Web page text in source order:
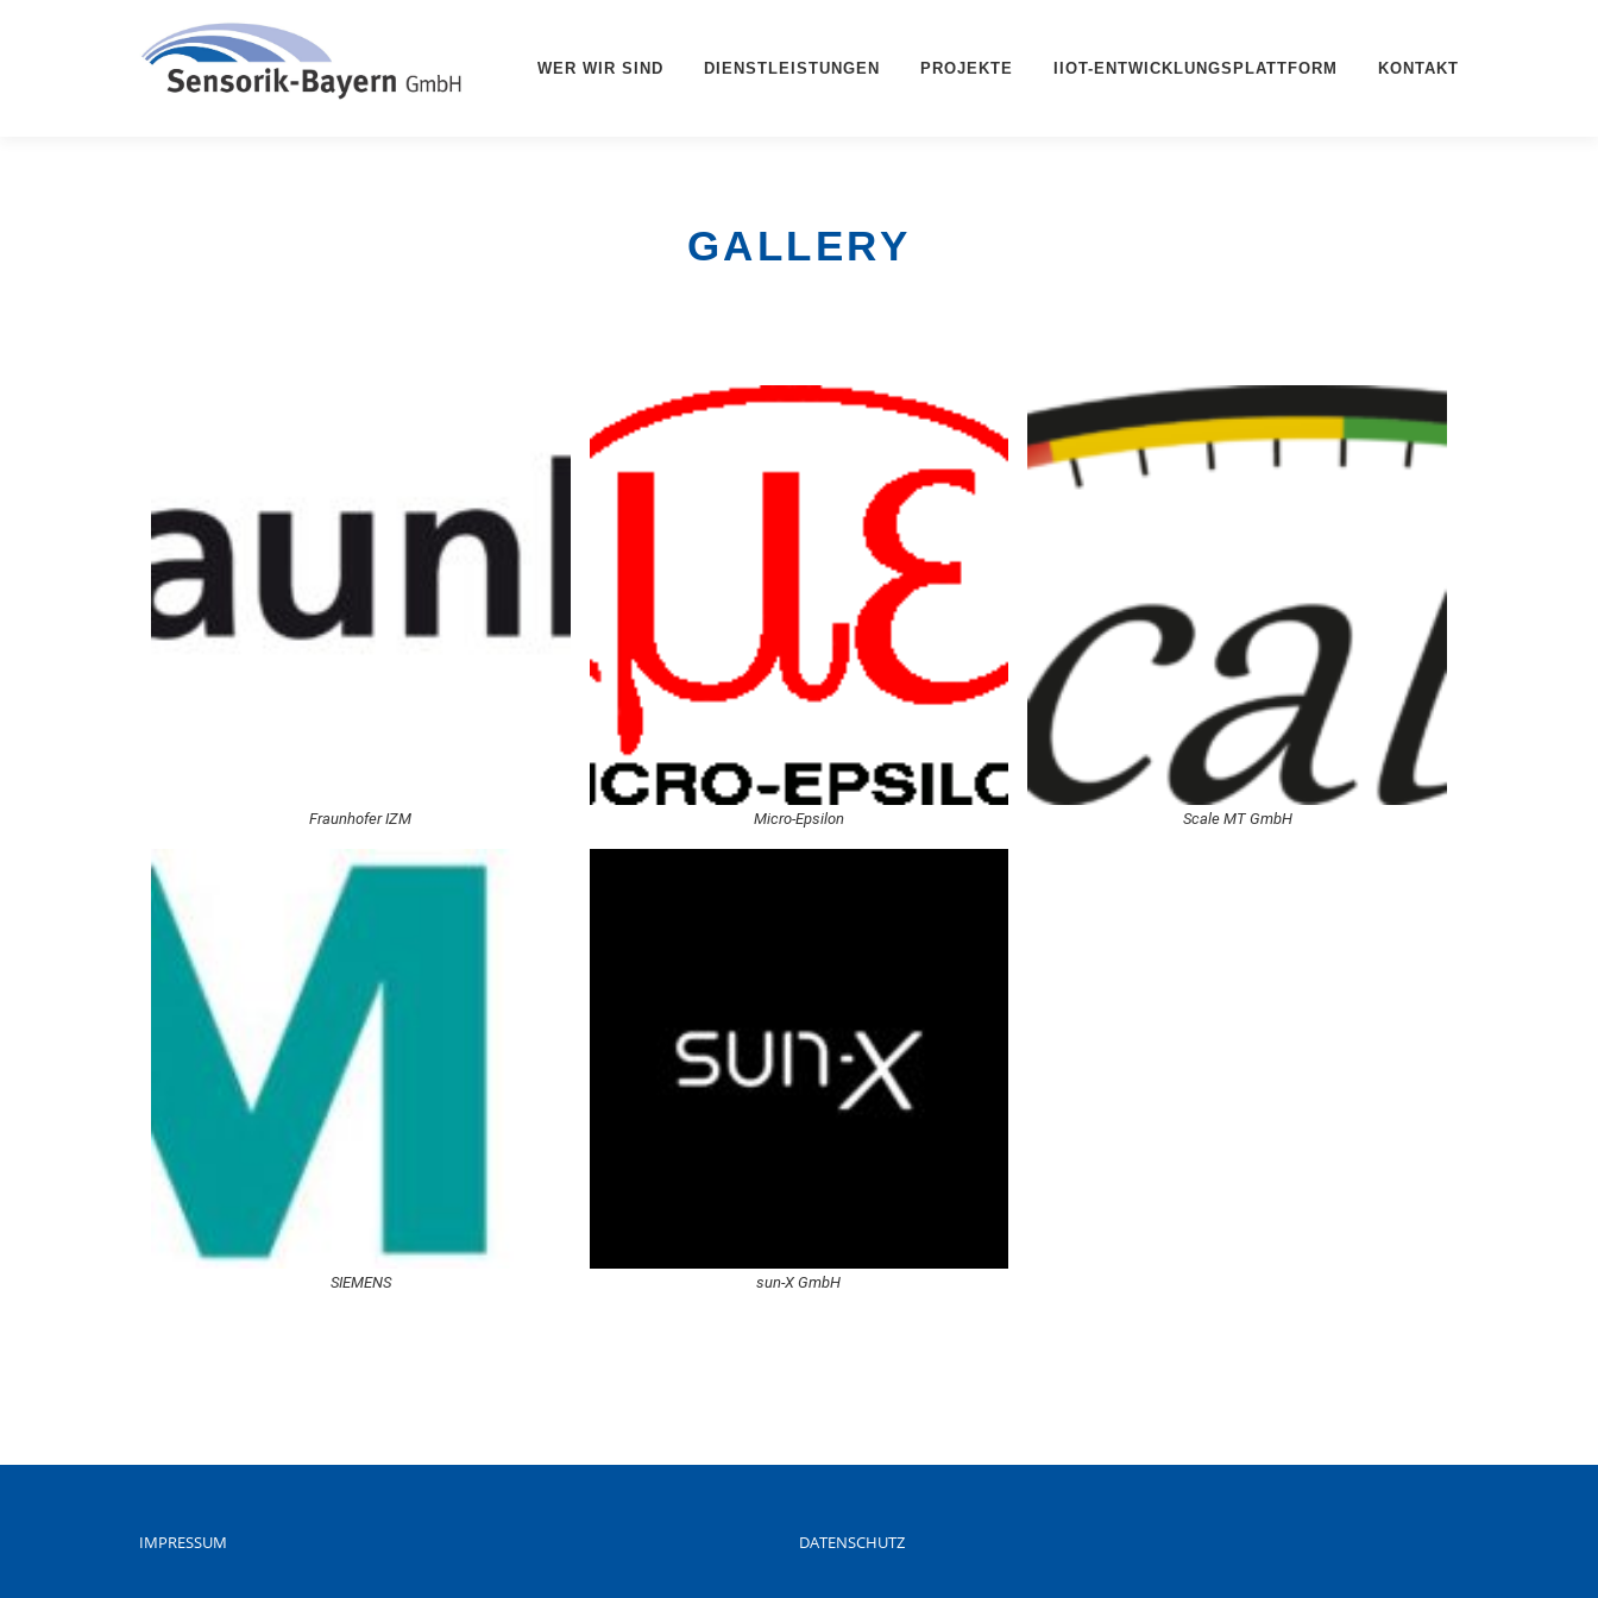
WER WIR SIND DIENSTLEISTUNGEN PROJEKTE IIOT-ENTWICKLUNGSPLATTFORM KONTAKT
GALLERY
Fraunhofer IZM Micro-Epsilon Scale MT GmbH
SIEMENS sun-X GmbH
IMPRESSUM DATENSCHUTZ